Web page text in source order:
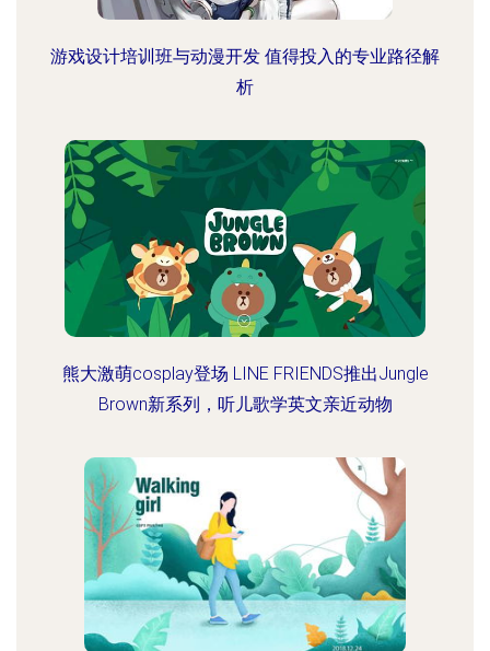
游戏设计培训班与动漫开发 值得投入的专业路径解
析
熊大激萌cosplay登场 LINE FRIENDS推出Jungle
Brown新系列，听儿歌学英文亲近动物